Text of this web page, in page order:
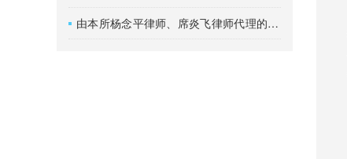
由本所杨念平律师、席炎飞律师代理的管先生诉本溪市某某区土地房屋搬迁服务中心确认强制拆除行为违法一案胜诉